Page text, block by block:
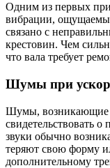
Одним из первых
вибрации,
связано с
крестовин. Чем
что вала требует
Шумы при
Шумы, возникающие
свидетельствовать
звуки обычно
теряют свою форму
дополнительному